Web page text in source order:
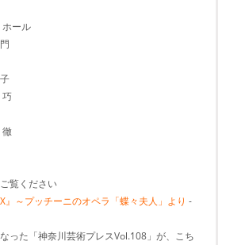
ール
覧ください
』～プッチーニのオペラ「蝶々夫人」より -
った「神奈川芸術プレスVol.108」が、こち